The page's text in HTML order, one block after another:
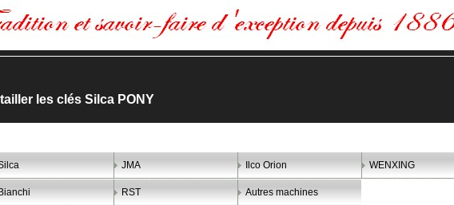
les clés Silca PONY
JMA Ilco Orion WENXING
Bianchi RST Autres machines